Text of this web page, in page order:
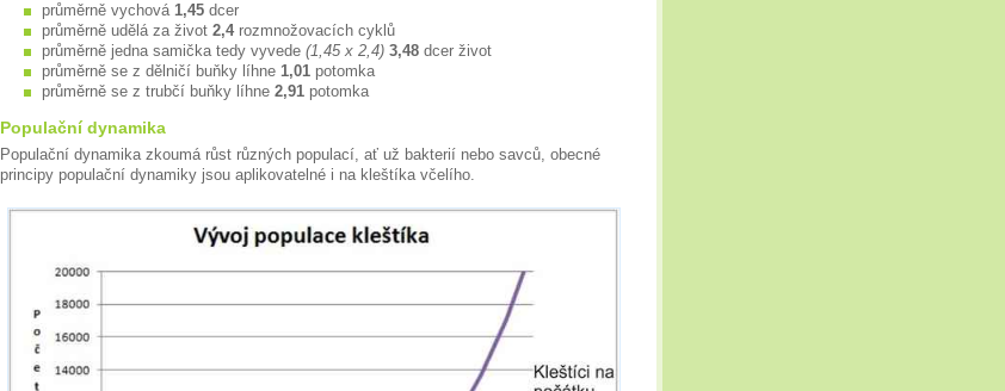
průměrně vychová 1,45 dcer
průměrně udělá za život 2,4 rozmnožovacích cyklů
průměrně jedna samička tedy vyvede (1,45 x 2,4) 3,48 dcer život
průměrně se z dělničí buňky líhne 1,01 potomka
průměrně se z trubčí buňky líhne 2,91 potomka
Populační dynamika
Populační dynamika zkoumá růst různých populací, ať už bakterií nebo savců, obecné
principy populační dynamiky jsou aplikovatelné i na kleštíka včelího.